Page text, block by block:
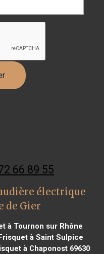
66 89 55
électrique
de Gier
à Tournon sur Rhône
à Saint Sulpice
à Chaponost 69630